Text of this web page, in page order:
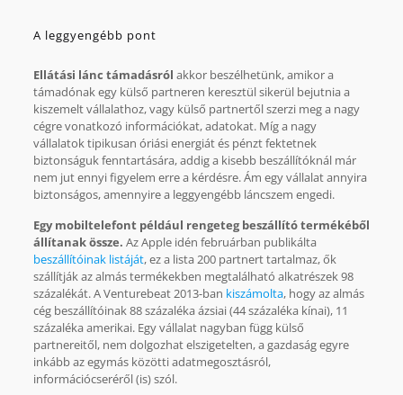
A leggyengébb pont
Ellátási lánc támadásról akkor beszélhetünk, amikor a
támadónak egy külső partneren keresztül sikerül bejutnia a
kiszemelt vállalathoz, vagy külső partnertől szerzi meg a nagy
cégre vonatkozó információkat, adatokat. Míg a nagy
vállalatok tipikusan óriási energiát és pénzt fektetnek
biztonságuk fenntartására, addig a kisebb beszállítóknál már
nem jut ennyi figyelem erre a kérdésre. Ám egy vállalat annyira
biztonságos, amennyire a leggyengébb láncszem engedi.
Egy mobiltelefont például rengeteg beszállító termékéből
állítanak össze. Az Apple idén februárban publikálta
beszállítóinak listáját, ez a lista 200 partnert tartalmaz, ők
szállítják az almás termékekben megtalálható alkatrészek 98
százalékát. A Venturebeat 2013-ban kiszámolta, hogy az almás
cég beszállítóinak 88 százaléka ázsiai (44 százaléka kínai), 11
százaléka amerikai. Egy vállalat nagyban függ külső
partnereitől, nem dolgozhat elszigetelten, a gazdaság egyre
inkább az egymás közötti adatmegosztásról,
információcseréről (is) szól.